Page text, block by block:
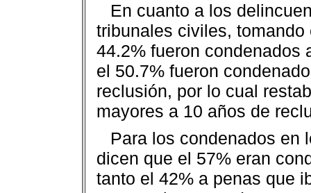
En cuanto a los
tribunales civiles,
44.2% fueron condenados
el 50.7% fueron
reclusión, por lo cual
mayores a 10 años de
Para los condenados en
dicen que el 57% eran
tanto el 42% a penas que